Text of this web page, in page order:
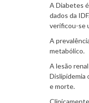
A Diabetes
dados da
verificou-se
A
metabólico.
A lesão
Dislipidemia
e morte.